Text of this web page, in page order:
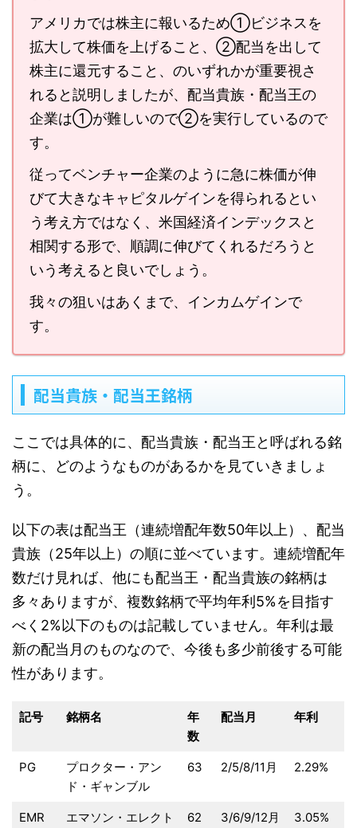
アメリカでは株主に報いるため①ビジネスを
拡大して株価を上げること、②配当を出して
株主に還元すること、のいずれかが重要視さ
れると説明しましたが、配当貴族・配当王の
企業は①が難しいので②を実行しているので
す。
従ってベンチャー企業のように急に株価が伸
びて大きなキャピタルゲインを得られるとい
う考え方ではなく、米国経済インデックスと
相関する形で、順調に伸びてくれるだろうと
いう考えると良いでしょう。
我々の狙いはあくまで、インカムゲインで
す。
配当貴族・配当王銘柄
ここでは具体的に、配当貴族・配当王と呼ばれる銘
柄に、どのようなものがあるかを見ていきましょ
う。
以下の表は配当王（連続増配年数50年以上）、配当
貴族（25年以上）の順に並べています。連続増配年
数だけ見れば、他にも配当王・配当貴族の銘柄は
多々ありますが、複数銘柄で平均年利5%を目指す
べく2%以下のものは記載していません。年利は最
新の配当月のものなので、今後も多少前後する可能
性があります。
記号 銘柄名
年
数
配当月 年利
PG
プロクター・アン
ド・ギャンブル
63 2/5/8/11月 2.29%
EMR
エマソン・エレクト
62 3/6/9/12月 3.05%